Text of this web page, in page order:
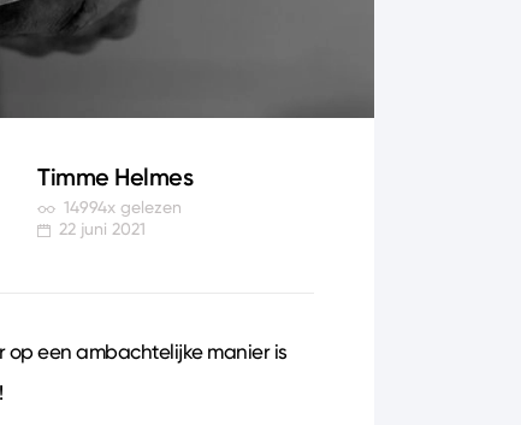
Timme Helmes
14994x gelezen
22 juni 2021
op een ambachtelijke manier is